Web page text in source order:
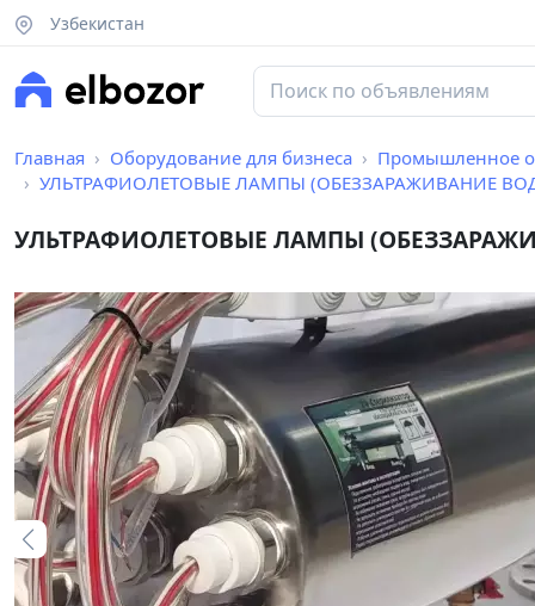
Узбекистан
Главная Оборудование для бизнеса
Промышленное
УЛЬТРАФИОЛЕТОВЫЕ ЛАМПЫ (ОБЕЗЗАРАЖИВАНИЕ ВОДЫ)
УЛЬТРАФИОЛЕТОВЫЕ ЛАМПЫ